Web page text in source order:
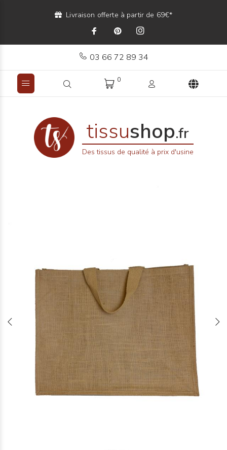
Livraison offerte à partir de 69€*
03 66 72 89 34
0
tissushop.fr
Des tissus de qualité à prix d'usine